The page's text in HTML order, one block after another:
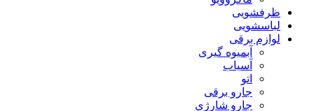
ظرفشویی
لباسشویی
لوازم برقی
آبمیوه گیری
آسیاب
اتو
جارو برقی
جارو شارژی